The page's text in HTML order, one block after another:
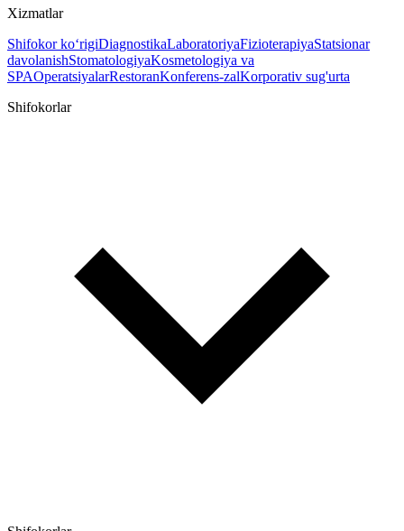
Xizmatlar
Shifokor ko‘rigiDiagnostikaLaboratoriyaFizioterapiyaStatsionar
davolanishStomatologiyaKosmetologiya va
SPAOperatsiyalarRestoranKonferens-zalKorporativ sug'urta
Shifokorlar